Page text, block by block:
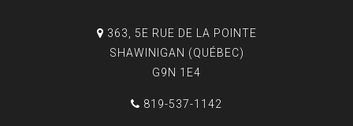
363, 5E RUE DE LA POINTE
SHAWINIGAN (QUÉBEC)
G9N 1E4
819-537-1142